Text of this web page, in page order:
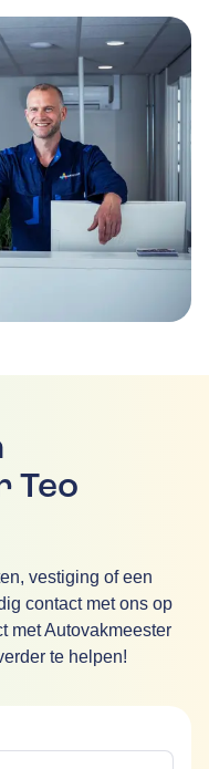
Teo
vestiging of een
contact met ons op
met Autovakmeester
te helpen!